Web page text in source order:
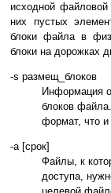
исходной
них пустых
блоки файла в
блоки на дорожках
-s размещ_блоков
Информация
блоков
формат, что
-a [срок]
Файлы, к
доступа,